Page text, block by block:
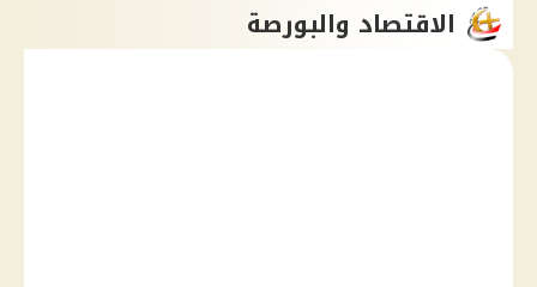
الاقتصاد والبورصة